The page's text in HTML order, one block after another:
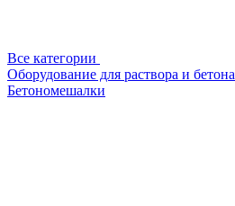
Все категории
Оборудование для раствора и бетона
Бетономешалки